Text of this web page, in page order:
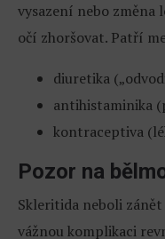
vysazení nebo změna
očí zhoršovat. Patří
diuretika
antihistaminika
kontraceptiva
Pozor na
Skleritida neboli
vážnou komplikaci